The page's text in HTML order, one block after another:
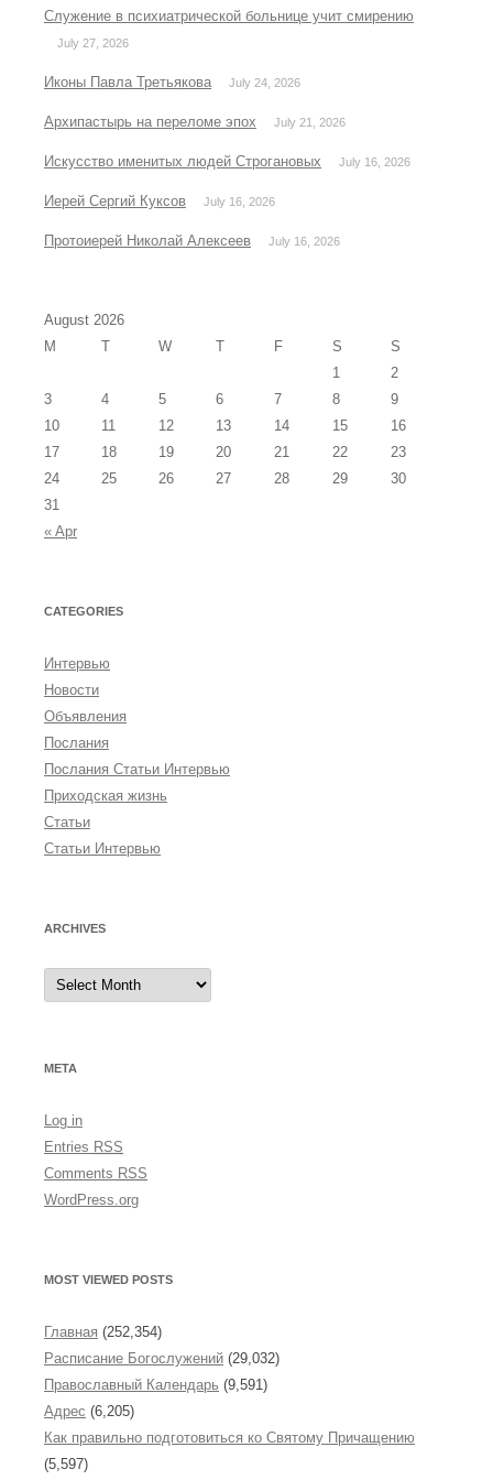
Служение в психиатрической больнице учит смирению
July 27, 2026
Иконы Павла Третьякова July 24, 2026
Архипастырь на переломе эпох July 21, 2026
Искусство именитых людей Строгановых July 16, 2026
Иерей Сергий Куксов July 16, 2026
Протоиерей Николай Алексеев July 16, 2026
August 2026
M
T W T F S S
« Apr
1
2
3
4 5 6 7 8
9
10
11 12 13 14 15
16
17
18 19 20 21 22
23
24
25 26 27 28 29
30
31
CATEGORIES
Интервью
Новости
Объявления
Послания
Послания Статьи Интервью
Приходская жизнь
Статьи
Статьи Интервью
ARCHIVES
A
c
e
META
Log in
Entries RSS
Comments RSS
WordPress.org
MOST VIEWED POSTS
Главная (252,354)
Расписание Богослужений (29,032)
Православный Календарь (9,591)
Адрес (6,205)
Как правильно подготовиться ко Святому Причащению
(5,597)